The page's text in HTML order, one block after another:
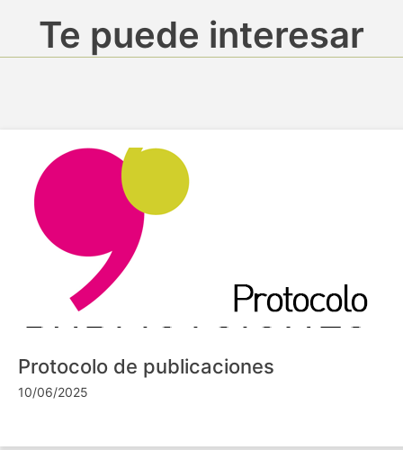
Te puede interesar
Protocolo de publicaciones
10/06/2025